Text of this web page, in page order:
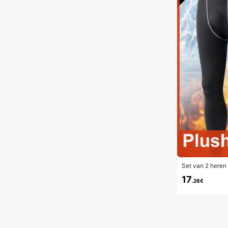
Set van 2
oering, effen
kt voor
17.26€